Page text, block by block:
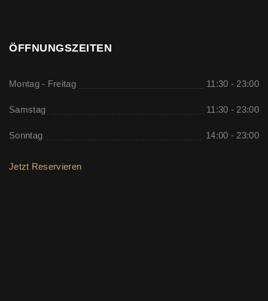
ÖFFNUNGSZEITEN
Montag - Freitag 11:30 - 23:00
Samstag 11:30 - 23:00
Sonntag 14:00 - 23:00
Jetzt Reservieren